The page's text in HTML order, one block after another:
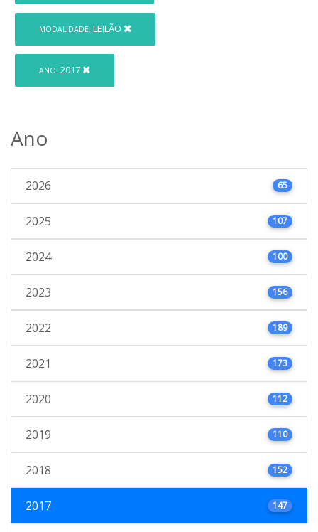
MODALIDADE: LEILÃO
ANO: 2017
Ano
2026 65
2025 107
2024 100
2023 156
2022 189
2021 173
2020 112
2019 110
2018 152
2017 147